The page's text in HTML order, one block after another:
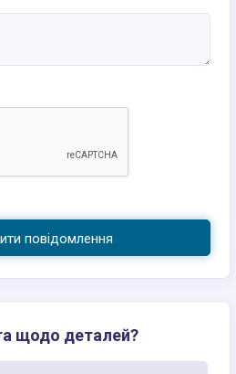
повідомлення
щодо деталей?